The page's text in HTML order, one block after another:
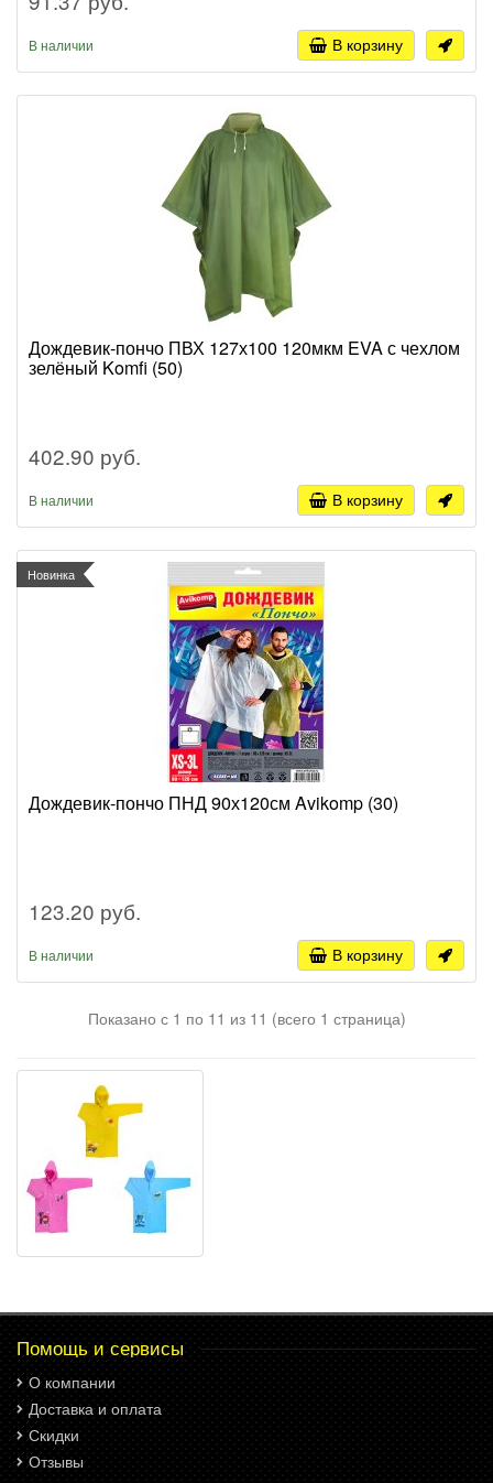
В наличии В корзину
Дождевик-пончо ПВХ 127х100 120мкм EVA с чехлом
зелёный Komfi (50)
402.90 руб.
В наличии В корзину
Новинка
Дождевик-пончо ПНД 90х120см Avikomp (30)
123.20 руб.
В наличии В корзину
Показано с 1 по 11 из 11 (всего 1 страница)
Помощь и сервисы
О компании
Доставка и оплата
Скидки
Отзывы